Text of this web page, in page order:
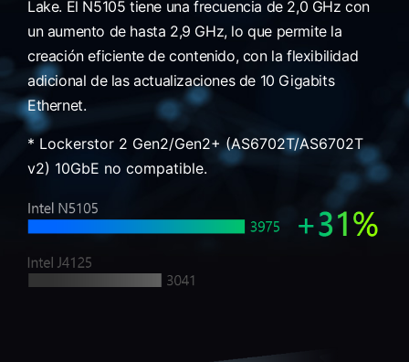
Lake. El N5105 tiene una frecuencia de 2,0 GHz con
un aumento de hasta 2,9 GHz, lo que permite la
creación eficiente de contenido, con la flexibilidad
adicional de las actualizaciones de 10 Gigabits
Ethernet.
* Lockerstor 2 Gen2/Gen2+ (AS6702T/AS6702T
v2) 10GbE no compatible.